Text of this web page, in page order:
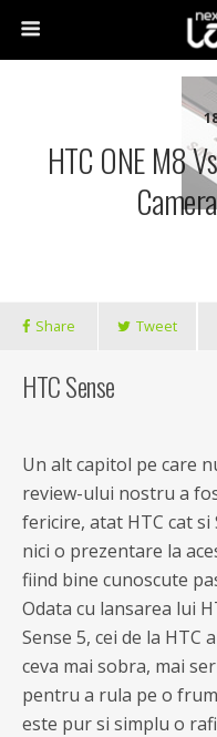
HTC ONE M8
Share Tweet
HTC Sense
Un alt capitol pe care
review-ului nostru a
fericire, atat HTC cat
nici o prezentare la
fiind bine cunoscute
Odata cu lansarea lui
Sense 5, cei de la
ceva mai sobra, mai
pentru a rula pe o
este pur si simplu o